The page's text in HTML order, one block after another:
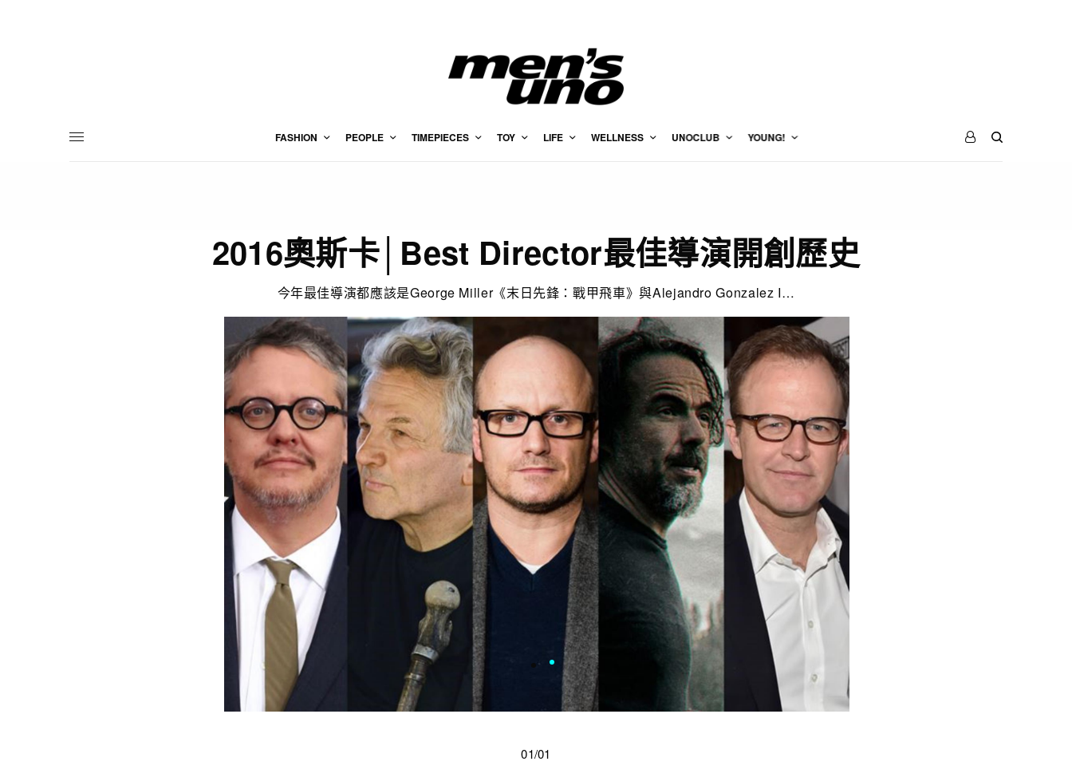
FASHION PEOPLE TIMEPIECES TOY LIFE WELLNESS UNOCLUB YOUNG!
2016奧斯卡│Best Director最佳導演開創歷史
今年最佳導演都應該是George Miller《末日先鋒：戰甲飛車》與Alejandro Gonzalez I…
01/01